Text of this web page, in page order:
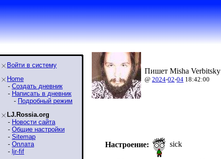
Войти в систему
Home
- Создать дневник
- Написать в дневник
- Подробный режим
LJ.Rossia.org
- Новости сайта
- Общие настройки
- Sitemap
- Оплата
- ljr-fif
Пишет Misha
@ 2024-02-04 18:42:00
Настроение: sick